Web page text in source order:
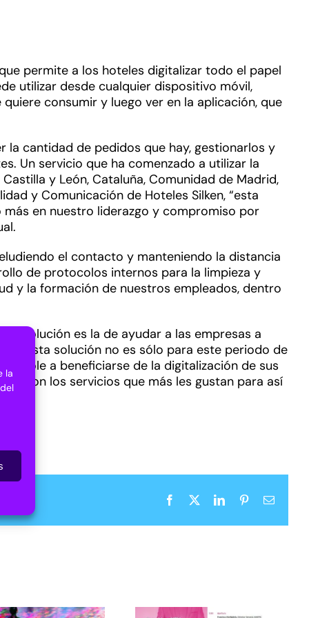
la
permite a los hoteles digitalizar todo el papel
utilizar desde cualquier dispositivo móvil,
consumir y luego ver en la aplicación, que
cantidad de pedidos que hay, gestionarlos y
Un servicio que ha comenzado a utilizar la
y León, Cataluña, Comunidad de Madrid,
y Comunicación de Hoteles Silken, “esta
en nuestro liderazgo y compromiso por
el contacto y manteniendo la distancia
de protocolos internos para la limpieza y
y la formación de nuestros empleados, dentro
solución es la de ayudar a las empresas a
esta solución no es sólo para este periodo de
índole a beneficiarse de la digitalización de sus
son los servicios que más les gustan para así
Facebook LinkedInPinterestCorreo